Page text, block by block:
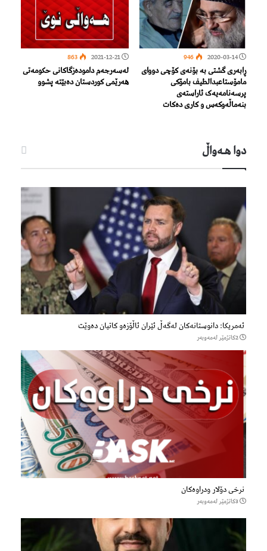
2020-03-14
946
ڕابەری گشتی بە بۆنەی کۆچی دووای
مامۆستاعبدالطیف بامۆکی
پرسەنامەیەک ئاراستەی
بنەماڵەوکەس و کاری دەکات
2021-12-21
863
لەسەرجەم دامودەزگاکانی حکومەتی
هەرێمی کوردستان ده‌بێته‌ پشوو
دوا هـه‌واڵ
ئەمریکا: دانوستانەکان لەگەڵ ئێران ئاڵۆزەو کاتیان دەوێت
2كاتژمێر لەمەوبەر
نرخی دۆلار ودراوەکان
3كاتژمێر لەمەوبەر